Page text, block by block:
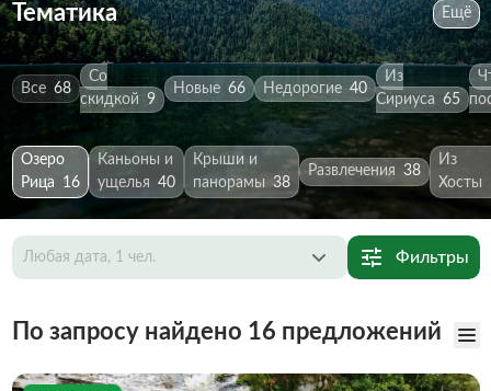
Тематика Ещё
Все 68
Со
скидкой 9
Новые 66 Недорогие 40
Из
Сириуса 65
Озеро
Рица
16
Каньоны и
ущелья 40
Крыши и
панорамы 38
Развлечения 38
Из
Хосты
Любая дата, 1 чел. Фильтры
По запросу найдено 16 предложений